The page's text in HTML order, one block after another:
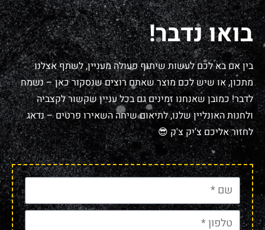
בואו נדבר!
בין אם בא לכם לעשות שיתוף פעולה מעניין, לשתף אצלנו
מתכון, או שיש לכם מוצר שאתם רוצים שנסקור כאן – נשמח
לדבר! כמובן שאנחנו זמינים גם בכל עניין שקשור לקצביה
ולחנות האונליין שלנו, לתיאום שיחה השאירו פרטים – נדאג
לחזור אליכם צ'יק צ'ק 😎